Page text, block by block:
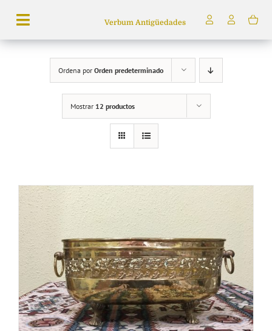
contenido
Toggle
Navigation
productos
Quiénes somos
Verbum Antigüedades
Ordena por Orden predeterminado
Mostrar 12 productos